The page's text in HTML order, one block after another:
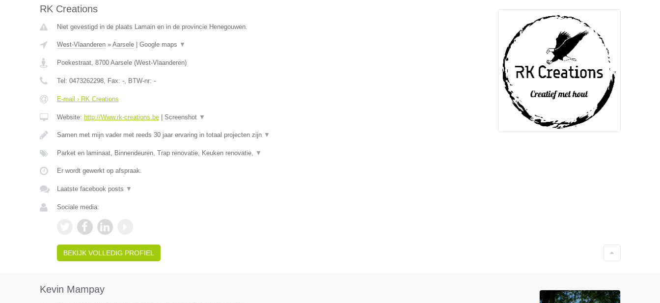
RK Creations
Niet gevestigd in de plaats Lamain en in de provincie Henegouwen.
West-Vlaanderen» Aarsele| Google maps ▼
Poekestraat, 8700 Aarsele(West-Vlaanderen)
Tel: 0473262298, Fax: -, BTW-nr: -
E-mail › RK Creations
Website: http://Www.rk-creations.be| Screenshot ▼
Samen met mijn vader met reeds 30 jaar ervaring in totaal projecten zijn ▼
Parket en laminaat, Binnendeuren, Trap renovatie, Keuken renovatie, ▼
Er wordt gewerkt op afspraak.
Laatste facebook posts ▼
Sociale media:
BEKIJK VOLLEDIG PROFIEL
Kevin Mampay